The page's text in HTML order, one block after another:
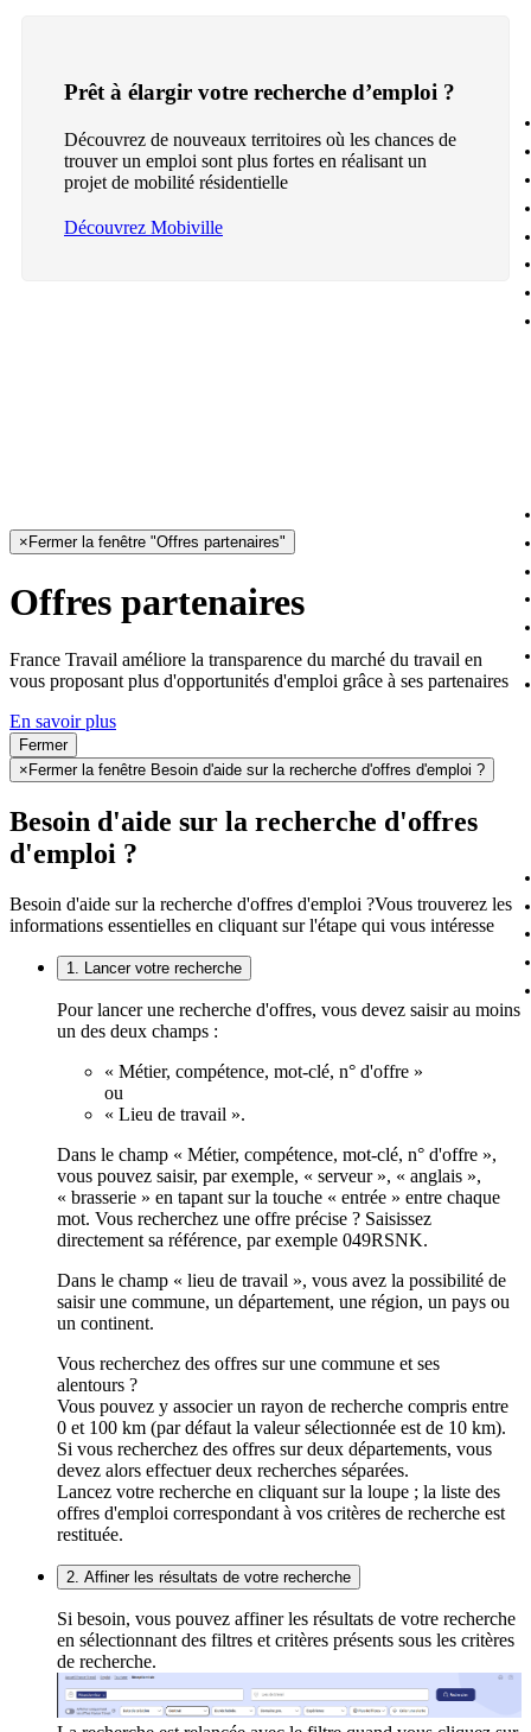
Prêt à élargir votre recherche d’emploi ?
Découvrez de nouveaux territoires où les chances de
trouver un emploi sont plus fortes en réalisant un
projet de mobilité résidentielle
Découvrez Mobiville
× Fermer la fenêtre "Offres partenaires"
Offres partenaires
France Travail améliore la transparence du marché du travail en
vous proposant plus d'opportunités d'emploi grâce à ses partenaires
En savoir plus
Fermer
× Fermer la fenêtre Besoin d'aide sur la recherche d'offres d'emploi ?
Besoin d'aide sur la recherche d'offres
d'emploi ?
Besoin d'aide sur la recherche d'offres d'emploi ?Vous trouverez les
informations essentielles en cliquant sur l'étape qui vous intéresse
1. Lancer votre recherche
Pour lancer une recherche d'offres, vous devez saisir au moins
un des deux champs :
« Métier, compétence, mot-clé, n° d'offre »
ou
« Lieu de travail ».
Dans le champ « Métier, compétence, mot-clé, n° d'offre »,
vous pouvez saisir, par exemple, « serveur », « anglais »,
« brasserie » en tapant sur la touche « entrée » entre chaque
mot. Vous recherchez une offre précise ? Saisissez
directement sa référence, par exemple 049RSNK.
Dans le champ « lieu de travail », vous avez la possibilité de
saisir une commune, un département, une région, un pays ou
un continent.
Vous recherchez des offres sur une commune et ses
alentours ?
Vous pouvez y associer un rayon de recherche compris entre
0 et 100 km (par défaut la valeur sélectionnée est de 10 km).
Si vous recherchez des offres sur deux départements, vous
devez alors effectuer deux recherches séparées.
Lancez votre recherche en cliquant sur la loupe ; la liste des
offres d'emploi correspondant à vos critères de recherche est
restituée.
2. Affiner les résultats de votre recherche
Si besoin, vous pouvez affiner les résultats de votre recherche
en sélectionnant des filtres et critères présents sous les critères
de recherche.